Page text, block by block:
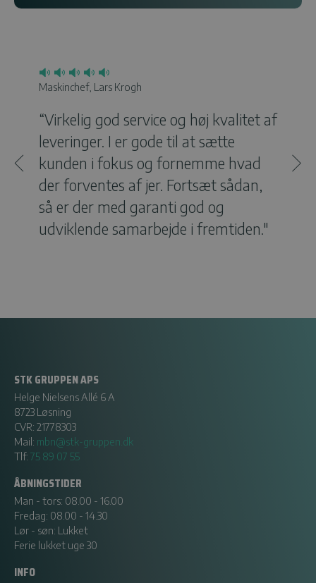
Maskinchef, Lars Krogh
“Virkelig god service og høj kvalitet af
leveringer. I er gode til at sætte
kunden i fokus og fornemme hvad
der forventes af jer. Fortsæt sådan,
så er der med garanti god og
udviklende samarbejde i fremtiden."
STK GRUPPEN APS
Helge Nielsens Allé 6 A
8723 Løsning
CVR: 21778303
Mail: mbn@stk-gruppen.dk
Tlf: 75 89 07 55
ÅBNINGSTIDER
Man - tors: 08.00 - 16.00
Fredag: 08.00 - 14.30
Lør - søn: Lukket
Ferie lukket uge 30
INFO